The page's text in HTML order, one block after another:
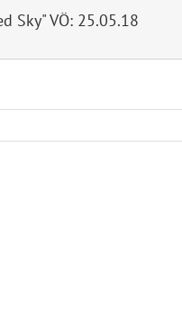
Sky" VÖ: 25.05.18